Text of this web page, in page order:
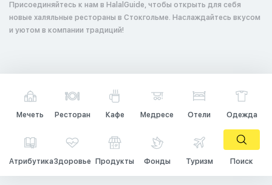
Присоединяйтесь к нам в HalalGuide, чтобы открыть для себя
новые халяльные рестораны в Стокгольме. Наслаждайтесь вкусом
и уютом в компании традиций!
Мечеть Ресторан Кафе Медресе Отели Одежда
АтрибутикаЗдоровье Продукты Фонды Туризм Поиск